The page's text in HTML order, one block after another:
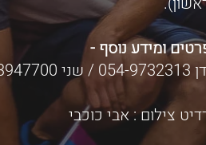
ומידע נוסף -
3947700
צילום : אבי כוכבי